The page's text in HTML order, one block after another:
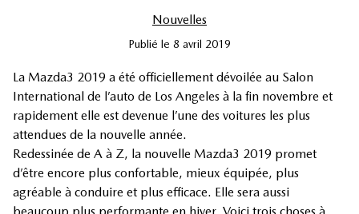
Nouvelles
Publié le 8 avril 2019
La Mazda3 2019 a été officiellement dévoilée au Salon
International de l’auto de Los Angeles à la fin novembre et
rapidement elle est devenue l’une des voitures les plus
attendues de la nouvelle année.
Redessinée de A à Z, la nouvelle Mazda3 2019 promet
d’être encore plus confortable, mieux équipée, plus
agréable à conduire et plus efficace. Elle sera aussi